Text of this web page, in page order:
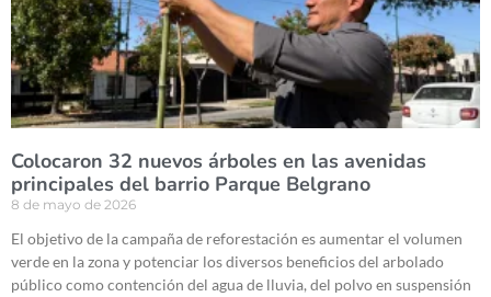
Colocaron 32 nuevos árboles en las avenidas
principales del barrio Parque Belgrano
8 de mayo de 2026
El objetivo de la campaña de reforestación es aumentar el volumen
verde en la zona y potenciar los diversos beneficios del arbolado
público como contención del agua de lluvia, del polvo en suspensión